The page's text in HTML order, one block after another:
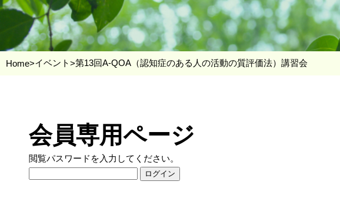
Home>イベント>第13回A-QOA（認知症のある人の活動の質評価法）講習会
会員専用ページ
閲覧パスワードを入力してください。
ログイン